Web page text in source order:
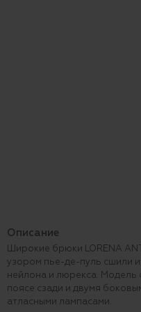
Описание
Широкие брюки LORENA
узором пье-де-пуль сшили
нейлона и люрекса. Модель
поясе сзади и двумя
атласными лампасами.